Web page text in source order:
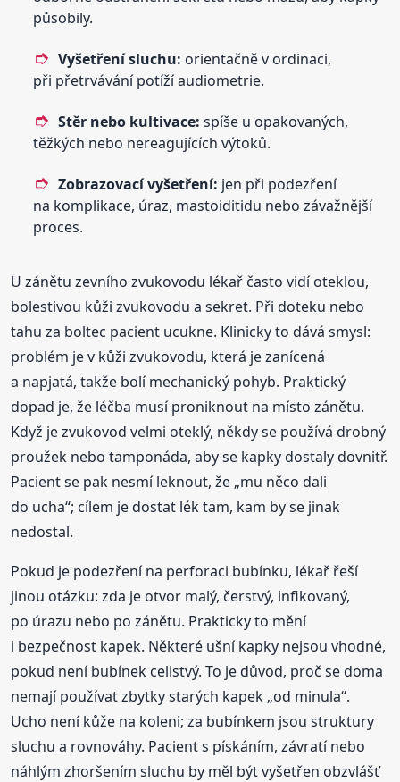
působily.
Vyšetření sluchu: orientačně v ordinaci,
při přetrvávání potíží audiometrie.
Stěr nebo kultivace: spíše u opakovaných,
těžkých nebo nereagujících výtoků.
Zobrazovací vyšetření: jen při podezření
na komplikace, úraz, mastoiditidu nebo závažnější
proces.
U zánětu zevního zvukovodu lékař často vidí oteklou,
bolestivou kůži zvukovodu a sekret. Při doteku nebo
tahu za boltec pacient ucukne. Klinicky to dává smysl:
problém je v kůži zvukovodu, která je zanícená
a napjatá, takže bolí mechanický pohyb. Praktický
dopad je, že léčba musí proniknout na místo zánětu.
Když je zvukovod velmi oteklý, někdy se používá drobný
proužek nebo tamponáda, aby se kapky dostaly dovnitř.
Pacient se pak nesmí leknout, že „mu něco dali
do ucha“; cílem je dostat lék tam, kam by se jinak
nedostal.
Pokud je podezření na perforaci bubínku, lékař řeší
jinou otázku: zda je otvor malý, čerstvý, infikovaný,
po úrazu nebo po zánětu. Prakticky to mění
i bezpečnost kapek. Některé ušní kapky nejsou vhodné,
pokud není bubínek celistvý. To je důvod, proč se doma
nemají používat zbytky starých kapek „od minula“.
Ucho není kůže na koleni; za bubínkem jsou struktury
sluchu a rovnováhy. Pacient s pískáním, závratí nebo
náhlým zhoršením sluchu by měl být vyšetřen obzvlášť